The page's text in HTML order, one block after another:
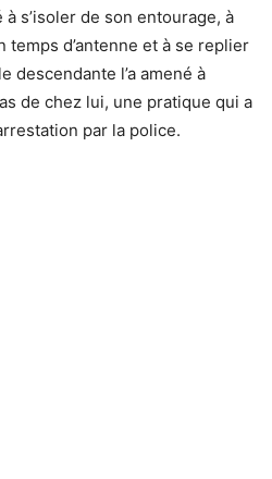
s’isoler de son entourage, à
d’antenne et à se replier
descendante l’a amené à
de chez lui, une pratique qui a
par la police.